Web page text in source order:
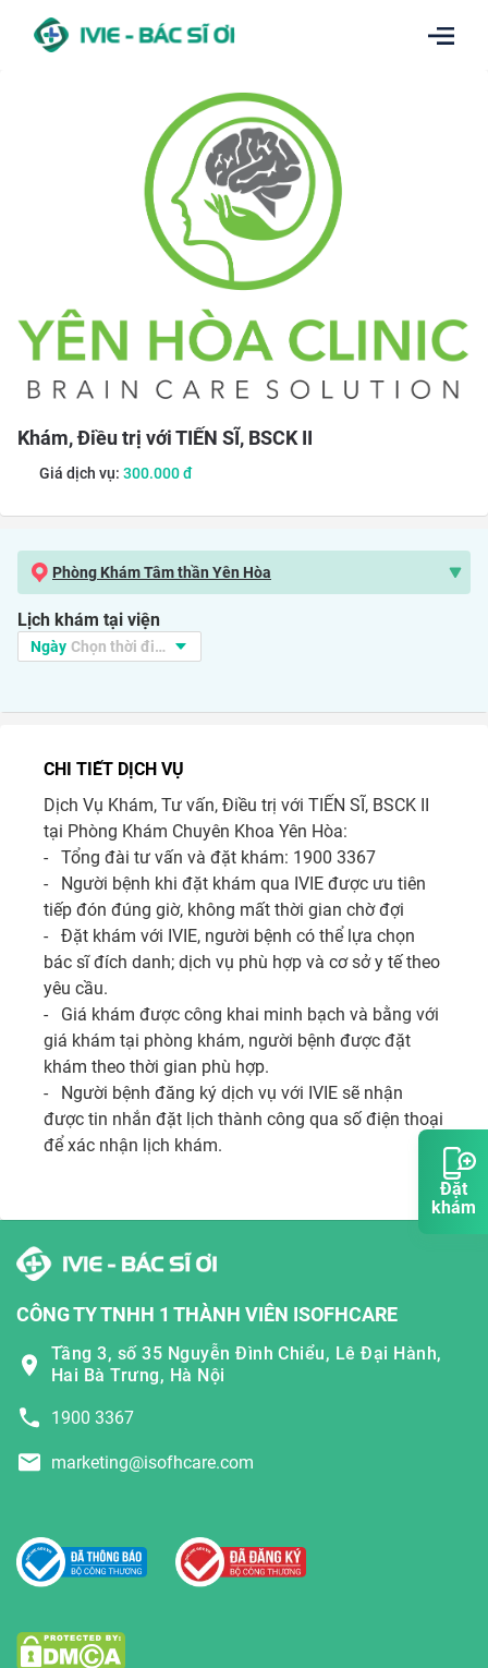
Đặt
khám
Khám, Điều trị với TIẾN SĨ, BSCK II
Giá dịch vụ: 300.000đ
Phòng Khám Tâm thần Yên Hòa
Lịch khám tại viện
CHI TIẾT DỊCH VỤ
Dịch Vụ Khám, Tư vấn, Điều trị với TIẾN SĨ, BSCK II
tại Phòng Khám Chuyên Khoa Yên Hòa:
-   Tổng đài tư vấn và đặt khám: 1900 3367
-   Người bệnh khi đặt khám qua IVIE được ưu tiên
tiếp đón đúng giờ, không mất thời gian chờ đợi
-   Đặt khám với IVIE, người bệnh có thể lựa chọn
bác sĩ đích danh; dịch vụ phù hợp và cơ sở y tế theo
yêu cầu.
-   Giá khám được công khai minh bạch và bằng với
giá khám tại phòng khám, người bệnh được đặt
khám theo thời gian phù hợp.
-   Người bệnh đăng ký dịch vụ với IVIE sẽ nhận
được tin nhắn đặt lịch thành công qua số điện thoại
để xác nhận lịch khám.
CÔNG TY TNHH 1 THÀNH VIÊN ISOFHCARE
Tầng 3, số 35 Nguyễn Đình Chiểu, Lê Đại Hành,
Hai Bà Trưng, Hà Nội
1900 3367
marketing@isofhcare.com